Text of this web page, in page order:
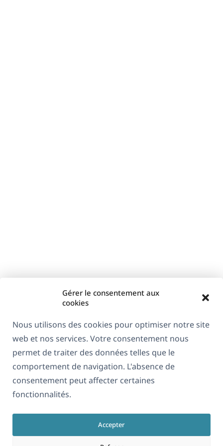
Gérer le consentement aux
cookies
Nous utilisons des cookies pour optimiser notre site
web et nos services. Votre consentement nous
permet de traiter des données telles que le
comportement de navigation. L'absence de
consentement peut affecter certaines
fonctionnalités.
Accepter